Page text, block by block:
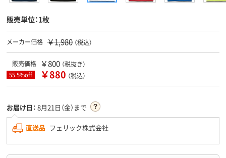
販売単位：1枚
メーカー価格 ￥1,980 （税込）
販売価格 ￥800 （税抜き）
55.5%off ￥880 （税込）
お届け日： 8月21日（金）まで
直送品 フェリック株式会社